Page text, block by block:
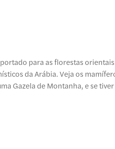
para as florestas
da Arábia. Veja os
Gazela de Montanha, e se